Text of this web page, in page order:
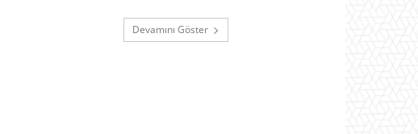
Devamını Göster